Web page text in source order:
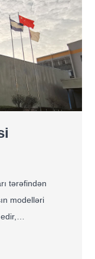
tərəfindən
modelləri
beton